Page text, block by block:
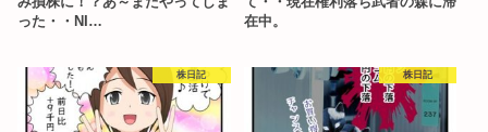
った・・NI…
在中。
株日記 株日記